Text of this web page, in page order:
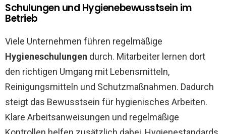
Schulungen und Hygienebewusstsein im
Betrieb
Viele Unternehmen führen regelmäßige
Hygieneschulungen durch. Mitarbeiter lernen dort
den richtigen Umgang mit Lebensmitteln,
Reinigungsmitteln und Schutzmaßnahmen. Dadurch
steigt das Bewusstsein für hygienisches Arbeiten.
Klare Arbeitsanweisungen und regelmäßige